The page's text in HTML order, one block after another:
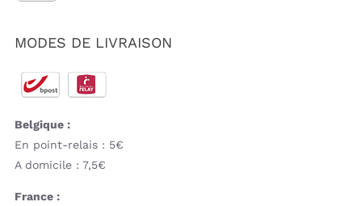
MODES DE LIVRAISON
Belgique :
En point-relais : 5€
A domicile : 7,5€
France :